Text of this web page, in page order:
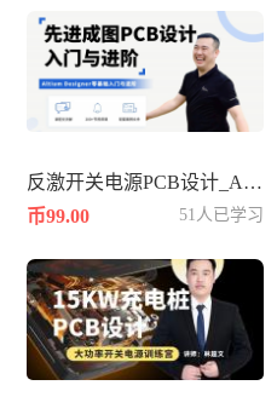
反激开关电源PCB设计_AD25
币99.00
51人已学习